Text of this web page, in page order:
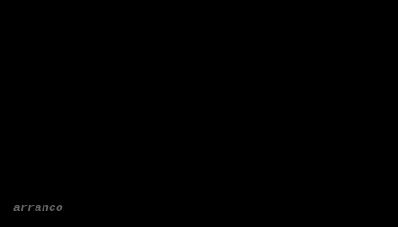
arranco